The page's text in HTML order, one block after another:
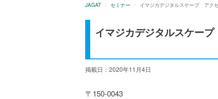
JAGAT セミナー イマジカデジタルスケープ アク
イマジカデジタルスケー
掲載日：2020年11月4日
〒150-0043